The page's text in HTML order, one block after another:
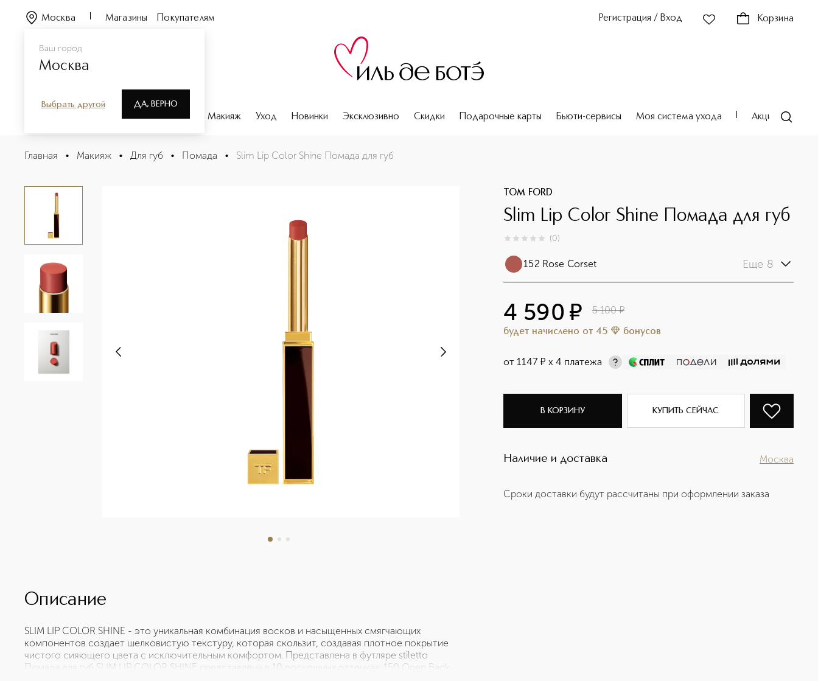
Ваш город
Москва
Выбрать другой ДА, ВЕРНО
Москва Магазины Покупателям Регистрация / Вход Корзина
Парфюмерия Макияж Уход Новинки Эксклюзивно Скидки Подарочные карты Бьюти-сервисы Моя система ухода Акции
Slim Lip Color Shine Помада для губ
Описание
Главная • Макияж • Для губ • Помада • Slim Lip Color Shine Помада для губ
TOM FORD
Slim Lip Color Shine Помада для губ
0из 0 (0)
152 Rose Corset Еще 8
4 590 ¤ 5 100 ¤
будет начислено от 45 бонусов
от 1147 ¤ х 4 платежа
В КОРЗИНУ КУПИТЬ СЕЙЧАС
Наличие и доставка Москва
Сроки доставки будут рассчитаны при оформлении заказа
Описание
SLIM LIP COLOR SHINE - это уникальная комбинация восков и насыщенных смягчающих
компонентов создает шелковистую текстуру, которая скользит, создавая плотное покрытие
чистого сияющего цвета с исключительным комфортом. Представлена в футляре stiletto
Помада для губ SLIM LIP COLOR SHINE представлена в 10 роскошных оттенках: 150 Open Back